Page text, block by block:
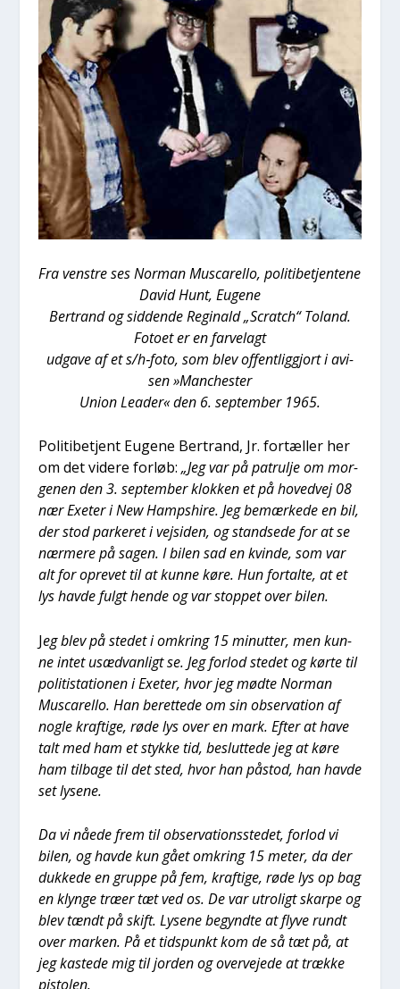
Fra ven­stre ses Nor­man Musca­rel­lo, poli­ti­be­tjen­te­ne
David Hunt, Euge­ne
Ber­trand og sid­den­de Regi­nald „Scratch“ Toland.
Foto­et er en far­velagt
udga­ve af et s/h‑foto, som blev offent­lig­gjort i avi­
sen »Man­che­ster
Uni­on Lea­der« den 6. sep­tem­ber 1965.
Poli­ti­be­tjent Euge­ne Ber­trand, Jr. for­tæl­ler her
om det vide­re for­løb: „Jeg var på patrul­je om mor­
ge­nen den 3. sep­tem­ber klok­ken et på hoved­vej 08
nær Exe­ter i New Hamps­hi­re. Jeg bemær­ke­de en bil,
der stod par­ke­ret i vejsi­den, og stand­se­de for at se
nær­me­re på sagen. I bilen sad en kvin­de, som var
alt for opre­vet til at kun­ne køre. Hun for­tal­te, at et
lys hav­de fulgt hen­de og var stop­pet over bilen.
Jeg blev på ste­det i omkring 15 minut­ter, men kun­
ne intet usæd­van­ligt se. Jeg for­lod ste­det og kør­te til
poli­ti­sta­tio­nen i Exe­ter, hvor jeg mød­te Nor­man
Musca­rel­lo. Han beret­te­de om sin obser­va­tion af
nog­le kraf­ti­ge, røde lys over en mark. Efter at have
talt med ham et styk­ke tid, beslut­te­de jeg at køre
ham til­ba­ge til det sted, hvor han påstod, han hav­de
set lyse­ne.
Da vi nåe­de frem til obser­va­tions­ste­det, for­lod vi
bilen, og hav­de kun gået omkring 15 meter, da der
duk­ke­de en grup­pe på fem, kraf­ti­ge, røde lys op bag
en klyn­ge træ­er tæt ved os. De var utro­ligt skar­pe og
blev tændt på skift. Lyse­ne begynd­te at fly­ve rundt
over mar­ken. På et tids­punkt kom de så tæt på, at
jeg kaste­de mig til jor­den og over­ve­je­de at træk­ke
pisto­len.